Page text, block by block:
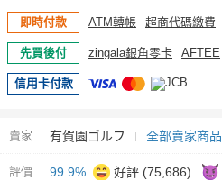
即時付款 ATM轉帳 超商代碼繳費
先買後付 zingala銀角零卡 AFTEE
信用卡付款
賣家 有賀園ゴルフ 全部賣家商品
評價 99.9% 好評 (75,686)